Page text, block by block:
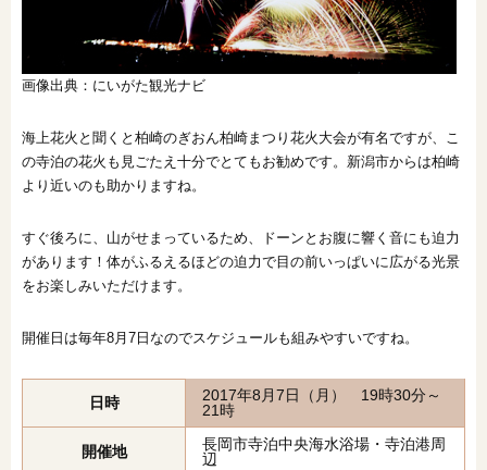
画像出典：にいがた観光ナビ
海上花火と聞くと柏崎のぎおん柏崎まつり花火大会が有名ですが、こ
の寺泊の花火も見ごたえ十分でとてもお勧めです。新潟市からは柏崎
より近いのも助かりますね。
すぐ後ろに、山がせまっているため、ドーンとお腹に響く音にも迫力
があります！体がふるえるほどの迫力で目の前いっぱいに広がる光景
をお楽しみいただけます。
開催日は毎年8月7日なのでスケジュールも組みやすいですね。
日時
2017年8月7日（月） 19時30分～
21時
開催地
長岡市寺泊中央海水浴場・寺泊港周
辺